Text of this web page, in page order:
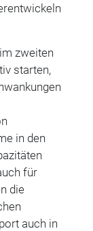
zweiten
starten,
in den
für
die
auch in